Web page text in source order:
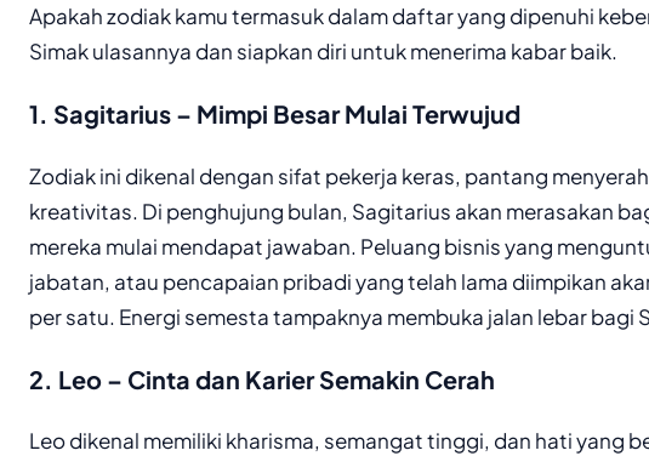
Apakah zodiak kamu termasuk dalam daftar yang dipenuhi
Simak ulasannya dan siapkan diri untuk menerima kabar baik.
1. Sagitarius – Mimpi Besar Mulai Terwujud
Zodiak ini dikenal dengan sifat pekerja keras, pantang
kreativitas. Di penghujung bulan, Sagitarius akan merasakan
mereka mulai mendapat jawaban. Peluang bisnis yang
jabatan, atau pencapaian pribadi yang telah lama diimpikan
per satu. Energi semesta tampaknya membuka jalan lebar bagi
2. Leo – Cinta dan Karier Semakin Cerah
Leo dikenal memiliki kharisma, semangat tinggi, dan hati yang